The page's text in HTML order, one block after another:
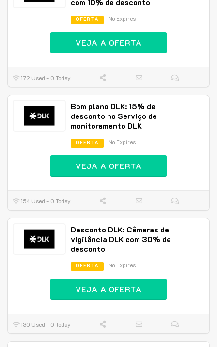
com 10% de desconto
OFERTA No Expires
VEJA A OFERTA
172 Used - 0 Today
Bom plano DLK: 15% de
desconto no Serviço de
monitoramento DLK
OFERTA No Expires
VEJA A OFERTA
154 Used - 0 Today
Desconto DLK: Câmeras de
vigilância DLK com 30% de
desconto
OFERTA No Expires
VEJA A OFERTA
130 Used - 0 Today